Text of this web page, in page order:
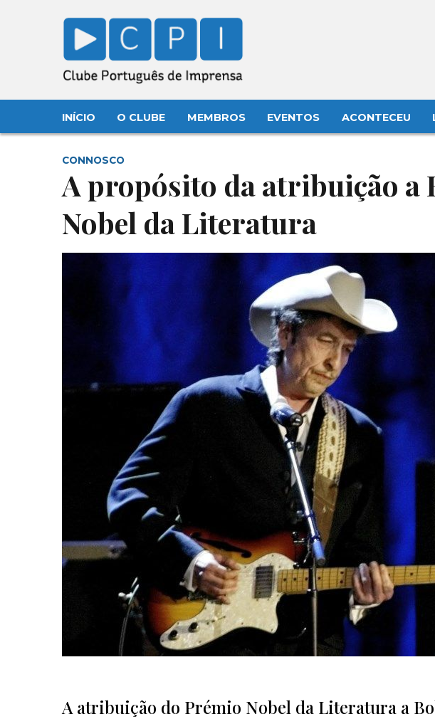
INÍCIO O CLUBE MEMBROS EVENTOS ACONTECEU
CONNOSCO
A propósito da atribuição a
Nobel da Literatura
A atribuição do Prémio Nobel da Literatura a